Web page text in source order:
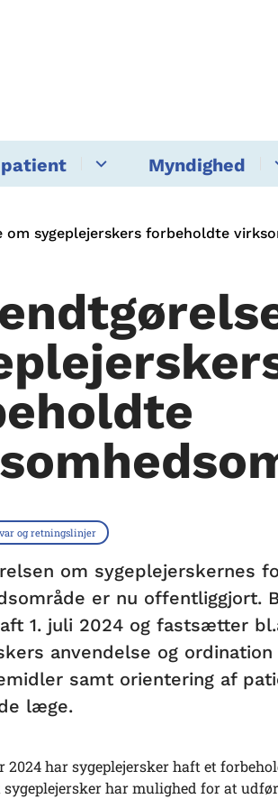
patient Myndighed
om sygeplejerskers forbeholdte
og retningslinjer
om sygeplejerskernes
er nu offentliggjort.
1. juli 2024 og fastsætter
anvendelse og
samt orientering af
læge.
2024 har sygeplejersker haft et
sygeplejersker har mulighed for at